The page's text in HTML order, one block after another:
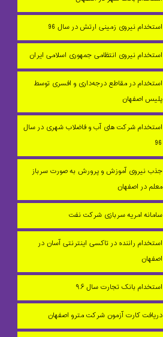
استخدام نیروی زمینی ارتش در سال 96
استخدام نیروی انتظامی جمهوری اسلامی ایران
استخدام در مقاطع درجه‌داری و افسری توسط
پلیس اصفهان
استخدام شركت های آب و فاضلاب شهری در سال
96
جذب نیروی آموزش و پرورش به صورت سرباز
معلم در اصفهان
سامانه امریه سربازی شرکت نفت
استخدام راننده در تاکسی اینترنتی آسان در
اصفهان
استخدام بانک تجارت سال ۹۶
دریافت کارت آزمون شرکت مترو اصفهان